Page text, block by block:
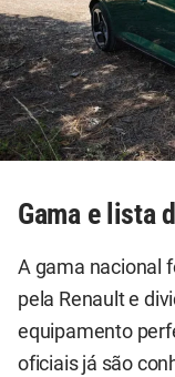
Gama e lista
A gama nacional
pela Renault e
equipamento
oficiais já são